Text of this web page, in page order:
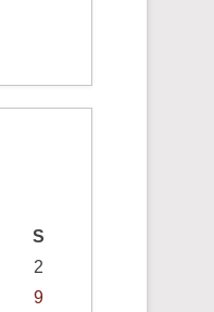
S
2
9